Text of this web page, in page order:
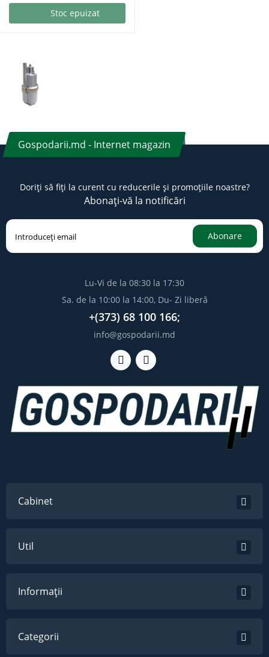
Stoc epuizat
Gospodarii.md - Internet magazin
Doriți să fiți la curent cu reducerile și promoțiile noastre?
Abonați-vă la notificări
Abonare
Lu-Vi de la 08:30 la 17:30
Sa. de la 10:00 la 14:00, Du- Zi liberă
+(373) 68 100 166;
info@gospodarii.md
Cabinet
Util
Informații
Categorii